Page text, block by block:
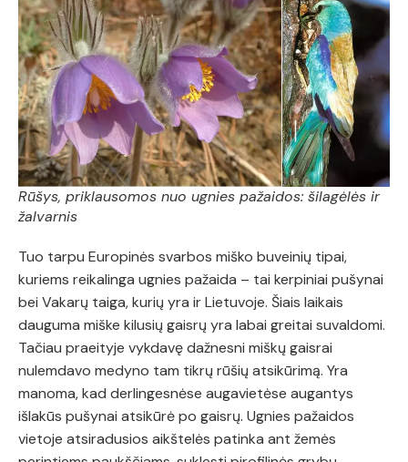
Rūšys, priklausomos nuo ugnies pažaidos: šilagėlės ir
žalvarnis
Tuo tarpu Europinės svarbos miško buveinių tipai,
kuriems reikalinga ugnies pažaida – tai kerpiniai pušynai
bei Vakarų taiga, kurių yra ir Lietuvoje. Šiais laikais
dauguma miške kilusių gaisrų yra labai greitai suvaldomi.
Tačiau praeityje vykdavę dažnesni miškų gaisrai
nulemdavo medyno tam tikrų rūšių atsikūrimą. Yra
manoma, kad derlingesnėse augavietėse augantys
išlakūs pušynai atsikūrė po gaisrų. Ugnies pažaidos
vietoje atsiradusios aikštelės patinka ant žemės